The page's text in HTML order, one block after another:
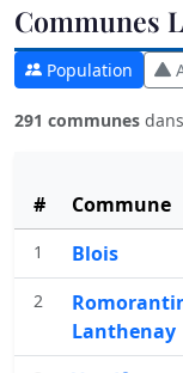
Communes
Population
291 communes
# Commune
1 Blois
2
Lanthenay